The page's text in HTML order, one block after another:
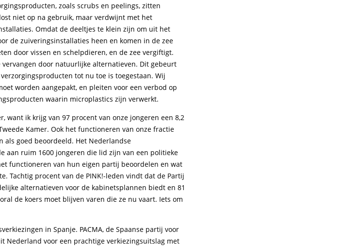
zoals scrubs en peelings, zitten
niet op na gebruik, maar verdwijnt met het
Omdat de deeltjes te klein zijn om uit het
de zuiveringsinstallaties heen en komen in de zee
door vissen en schelpdieren, en de zee vergiftigt.
door natuurlijke alternatieven. Dit gebeurt
tot nu toe is toegestaan. Wij
worden aangepakt, en pleiten voor een verbod op
waarin microplastics zijn verwerkt.
want ik krijg van 97 procent van onze jongeren een 8,2
Kamer. Ook het functioneren van onze fractie
als goed beoordeeld. Het Nederlandse
aan ruim 1600 jongeren die lid zijn van een politieke
functioneren van hun eigen partij beoordelen en wat
Tachtig procent van de PINK!-leden vindt dat de Partij
alternatieven voor de kabinetsplannen biedt en 81
de koers moet blijven varen die ze nu vaart. Iets om
in Spanje. PACMA, de Spaanse partij voor
Nederland voor een prachtige verkiezingsuitslag met